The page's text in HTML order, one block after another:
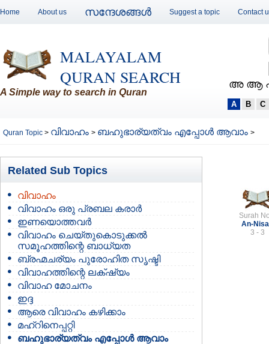
Home About us സന്ദേശങ്ങള്‍ Suggest a topic Contact
MALAYALAM
QURAN SEARCH
A Simple way to search in Quran
അ ആ
A B C
Quran Topic > വിവാഹം > ബഹുഭാര്യത്വം എപ്പോള്‍ ആവാം >
Related Sub Topics
വിവാഹം
വിവാഹം ഒരു പ്രബല കരാര്‍
ഇണയൊത്തവര്‍
വിവാഹം ചെയ്തുകൊടുക്കല്‍
സമൂഹത്തിന്റെ ബാധ്യത
ബ്രഹ്മചര്യം പുരോഹിത സൃഷ്ടി
വിവാഹത്തിന്റെ ലക്‌ഷ്യം
വിവാഹ മോചനം
ഇദ്ദ
ആരെ വിവാഹം കഴിക്കാം
മഹ്റിനെപ്പറ്റി
ബഹുഭാര്യത്വം എപ്പോള്‍ ആവാം
Surah
An-
3 - 3